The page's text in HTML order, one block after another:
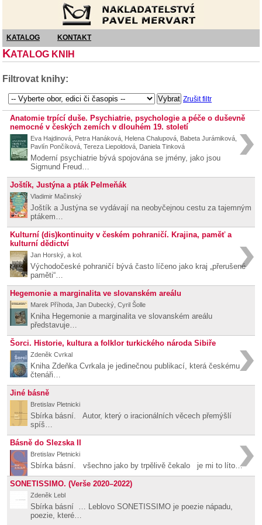
KATALOG KONTAKT
KATALOG KNIH
Filtrovat knihy:
Zrušit filtr
Anatomie trpící duše. Psychiatrie, psychologie a péče o duševně
nemocné v českých zemích v dlouhém 19. století
Eva Hajdinová, Petra Hanáková, Helena Chalupová, Babeta Jurámiková,
Pavlín Pončíková, Tereza Liepoldová, Daniela Tinková
Moderní psychiatrie bývá spojována se jmény, jako jsou
Sigmund Freud…
Joštík, Justýna a pták Pelmeňák
Vladimir Mačinský
Joštík a Justýna se vydávají na neobyčejnou cestu za tajemným
ptákem…
Kulturní (dis)kontinuity v českém pohraničí. Krajina, paměť a
kulturní dědictví
Jan Horský, a kol.
Východočeské pohraničí bývá často líčeno jako kraj „přerušené
paměti“…
Hegemonie a marginalita ve slovanském areálu
Marek Příhoda, Jan Dubecký, Cyril Šolle
Kniha Hegemonie a marginalita ve slovanském areálu
představuje…
Šorci. Historie, kultura a folklor turkického národa Sibiře
Zdeněk Cvrkal
Kniha Zdeňka Cvrkala je jedinečnou publikací, která českému
čtenáři…
Jiné básně
Bretislav Pletnicki
Sbírka básní. Autor, který o iracionálních věcech přemýšlí
spíš…
Básně do Slezska II
Bretislav Pletnicki
Sbírka básní. všechno jako by trpělivě čekalo je mi to líto…
SONETISSIMO. (Verše 2020–2022)
Zdeněk Lebl
Sbírka básní … Leblovo SONETISSIMO je poezie nápadu,
poezie, které…